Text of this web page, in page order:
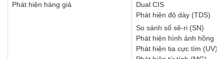
Phát hiện hàng giả
Dual CIS
Phát hiện độ dày (TDS)
So sánh số sê-ri (SN)
Phát hiện hình ảnh hồng
Phát hiện tia cực tím (UV)